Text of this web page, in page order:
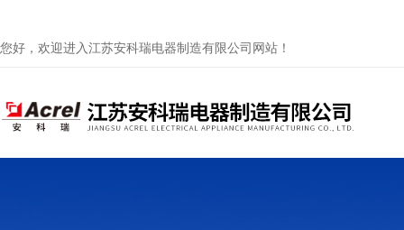
您好，欢迎进入江苏安科瑞电器制造有限公司网站！